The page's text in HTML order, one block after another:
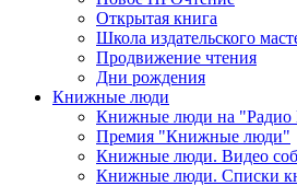
Открытая книга
Школа издательского
Продвижение чтения
Дни рождения
Книжные люди
Книжные люди на
Премия "Книжные люди"
Книжные люди. Видео
Книжные люди. Списки